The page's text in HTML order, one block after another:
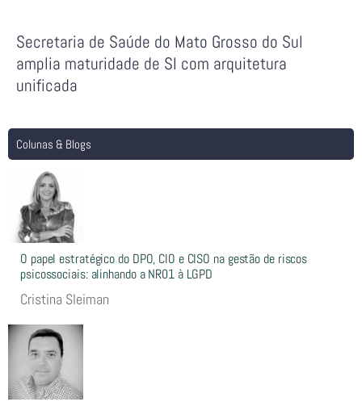
Secretaria de Saúde do Mato Grosso do Sul
amplia maturidade de SI com arquitetura
unificada
Colunas & Blogs
O papel estratégico do DPO, CIO e CISO na gestão de riscos
psicossociais: alinhando a NR01 à LGPD
Cristina Sleiman